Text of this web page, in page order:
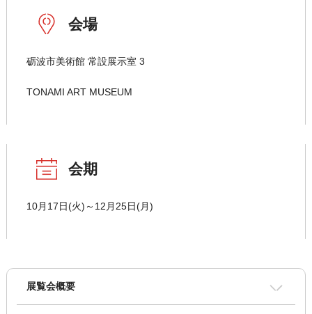
会場
砺波市美術館 常設展示室 3
TONAMI ART MUSEUM
会期
10月17日(火)～12月25日(月)
展覧会概要